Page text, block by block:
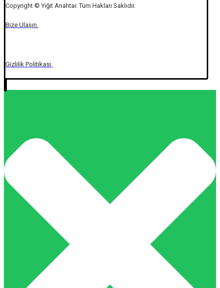
Copyright © Yiğit Anahtar. Tüm Hakları Saklıdır.
Bize Ulaşın.
Gizlilik Politikası.